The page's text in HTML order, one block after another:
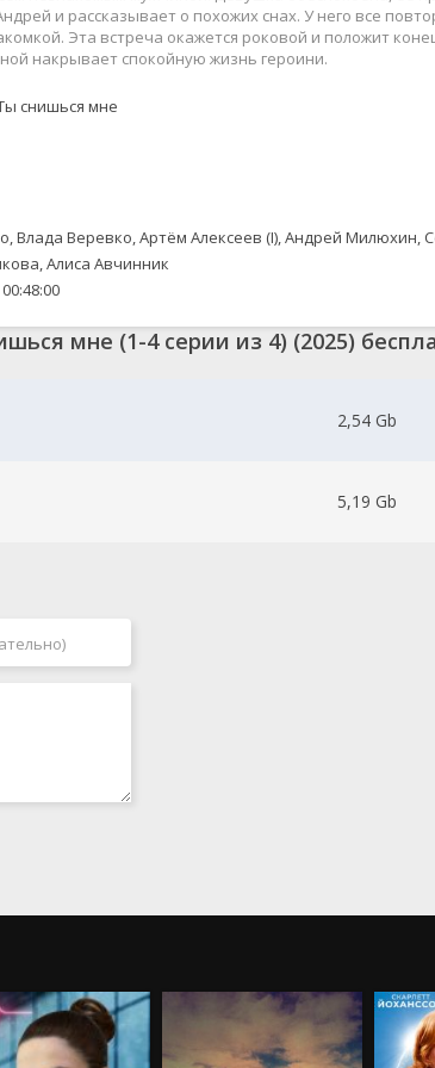
Военные
Документальные
Спорт
Триллеры
2023
2022
и рассказывает о похожих снах. У него все
Эта встреча окажется роковой и положит
накрывает спокойную жизнь героини.
снишься мне
Влада Веревко, Артём Алексеев (I), Андрей Милюхин,
Алиса Авчинник
мне (1-4 серии из 4) (2025)
2,54 Gb
5,19 Gb